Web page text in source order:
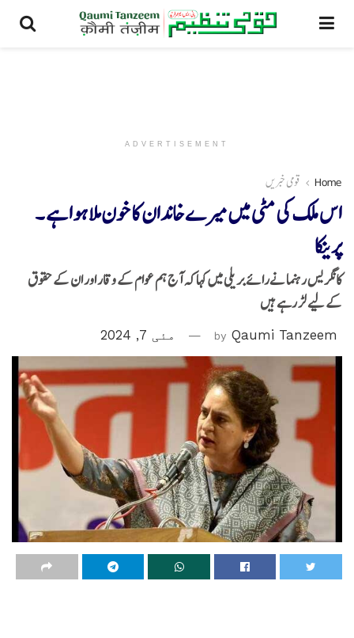
ADVERTISEMENT
Home قومی خبریں
اس ملک کی مٹی میں میرے خاندان کا خون ملا ہوا ہے ۔
پرینکا
کانگریس رہنما نےرائے بریلی میں کہا کہ آج ہم عوام کے وقار اور ان کے حقوق
کے لیے لڑ رہے ہیں
by Qaumi Tanzeem مئی 7, 2024